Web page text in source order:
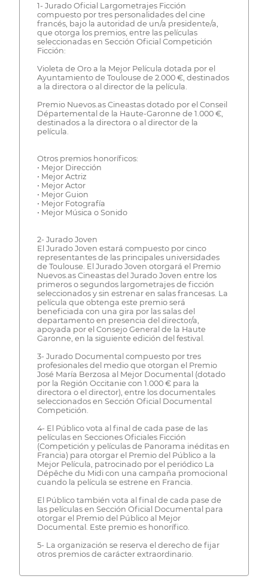
1- Jurado Oficial Largometrajes Ficción
compuesto por tres personalidades del cine
francés, bajo la autoridad de un/a presidente/a,
que otorga los premios, entre las películas
seleccionadas en Sección Oficial Competición
Ficción:
Violeta de Oro a la Mejor Película dotada por el
Ayuntamiento de Toulouse de 2.000 €, destinados
a la directora o al director de la película.
Premio Nuevos.as Cineastas dotado por el Conseil
Départemental de la Haute-Garonne de 1.000 €,
destinados a la directora o al director de la
película.
Otros premios honoríficos:
• Mejor Dirección
• Mejor Actriz
• Mejor Actor
• Mejor Guion
• Mejor Fotografía
• Mejor Música o Sonido
2- Jurado Joven
El Jurado Joven estará compuesto por cinco
representantes de las principales universidades
de Toulouse. El Jurado Joven otorgará el Premio
Nuevos.as Cineastas del Jurado Joven entre los
primeros o segundos largometrajes de ficción
seleccionados y sin estrenar en salas francesas. La
película que obtenga este premio será
beneficiada con una gira por las salas del
departamento en presencia del director/a,
apoyada por el Consejo General de la Haute
Garonne, en la siguiente edición del festival.
3- Jurado Documental compuesto por tres
profesionales del medio que otorgan el Premio
José María Berzosa al Mejor Documental (dotado
por la Región Occitanie con 1.000 € para la
directora o el director), entre los documentales
seleccionados en Sección Oficial Documental
Competición.
4- El Público vota al final de cada pase de las
películas en Secciones Oficiales Ficción
(Competición y películas de Panorama inéditas en
Francia) para otorgar el Premio del Público a la
Mejor Película, patrocinado por el periódico La
Dépêche du Midi con una campaña promocional
cuando la película se estrene en Francia.
El Público también vota al final de cada pase de
las películas en Sección Oficial Documental para
otorgar el Premio del Público al Mejor
Documental. Este premio es honorífico.
5- La organización se reserva el derecho de fijar
otros premios de carácter extraordinario.